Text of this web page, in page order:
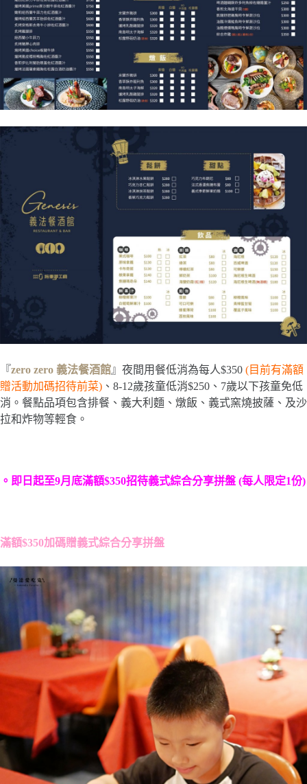
『zero zero 義法餐酒館』夜間用餐低消為每人$350 (目前有滿額
贈活動加碼招待前菜) 、8-12歲孩童低消$250、7歲以下孩童免低
消。餐點品項包含排餐、義大利麵、燉飯、義式窯燒披薩、及沙
拉和炸物等輕食。
。即日起至9月底滿額$350招待義式綜合分享拼盤 (每人限定1份)
滿額$350加碼贈義式綜合分享拼盤